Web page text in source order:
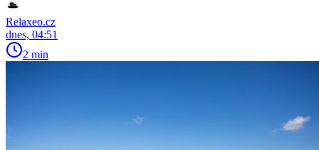
Relaxeo.cz
dnes, 04:51
2 min